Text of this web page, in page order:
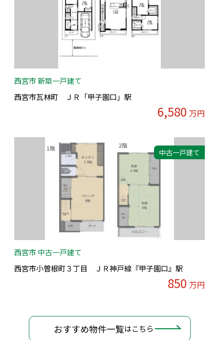
西宮市 新築一戸建て
西宮市瓦林町 ＪＲ「甲子園口」駅
6,580 万円
中古一戸建て
西宮市 中古一戸建て
西宮市小曽根町３丁目 ＪＲ神戸線『甲子園口』駅
850 万円
おすすめ物件一覧はこちら